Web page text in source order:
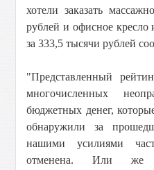
хотели заказать
рублей и офисное кресло
за 333,5 тысячи рублей
"Представленный
многочисленных
бюджетных денег,
обнаружили за
нашими усилиями
отменена. Или же